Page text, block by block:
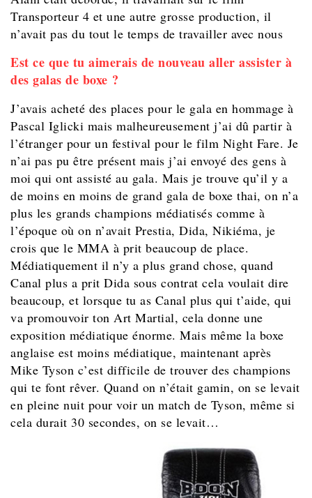
Transporteur 4 et une autre grosse production, il
n’avait pas du tout le temps de travailler avec nous
Est ce que tu aimerais de nouveau aller assister à
des galas de boxe ?
J’avais acheté des places pour le gala en hommage à
Pascal Iglicki mais malheureusement j’ai dû partir à
l’étranger pour un festival pour le film Night Fare. Je
n’ai pas pu être présent mais j’ai envoyé des gens à
moi qui ont assisté au gala. Mais je trouve qu’il y a
de moins en moins de grand gala de boxe thai, on n’a
plus les grands champions médiatisés comme à
l’époque où on n’avait Prestia, Dida, Nikiéma, je
crois que le MMA à prit beaucoup de place.
Médiatiquement il n’y a plus grand chose, quand
Canal plus a prit Dida sous contrat cela voulait dire
beaucoup, et lorsque tu as Canal plus qui t’aide, qui
va promouvoir ton Art Martial, cela donne une
exposition médiatique énorme. Mais même la boxe
anglaise est moins médiatique, maintenant après
Mike Tyson c’est difficile de trouver des champions
qui te font rêver. Quand on n’était gamin, on se levait
en pleine nuit pour voir un match de Tyson, même si
cela durait 30 secondes, on se levait…